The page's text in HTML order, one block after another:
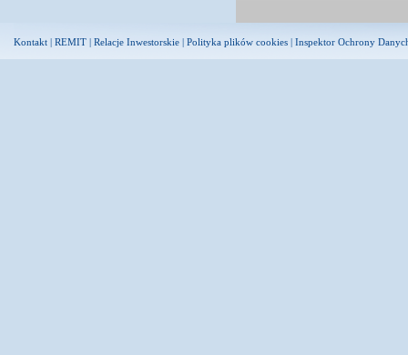
Kontakt | REMIT | Relacje Inwestorskie | Polityka plików cookies | Inspektor Ochrony